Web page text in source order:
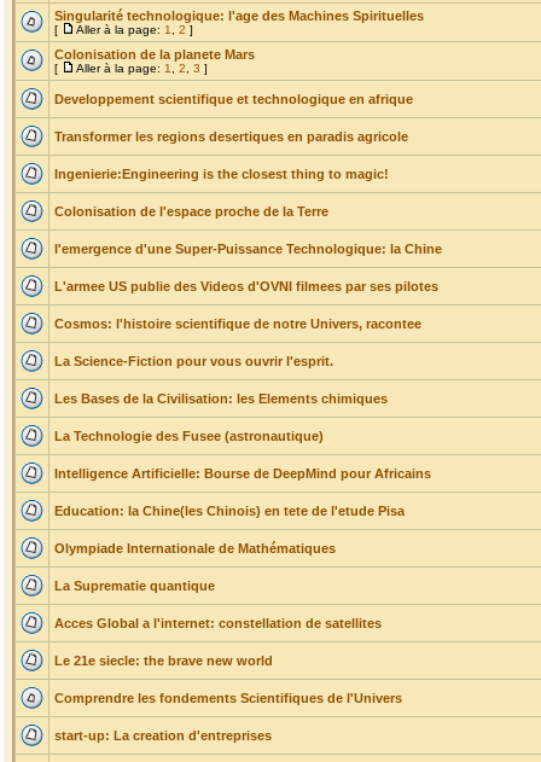
Singularité technologique: l'age des Machines Spirituelles
[ Aller à la page: 1 2 ]
Colonisation de la planete Mars
[ Aller à la page: 1 2 3 ]
Developpement scientifique et technologique en afrique
Transformer les regions desertiques en paradis agricole
Ingenierie:Engineering is the closest thing to magic!
Colonisation de l'espace proche de la Terre
l'emergence d'une Super-Puissance Technologique: la Chine
L'armee US publie des Videos d'OVNI filmees par ses pilotes
Cosmos: l'histoire scientifique de notre Univers, racontee
La Science-Fiction pour vous ouvrir l'esprit.
Les Bases de la Civilisation: les Elements chimiques
La Technologie des Fusee (astronautique)
Intelligence Artificielle: Bourse de DeepMind pour Africains
Education: la Chine(les Chinois) en tete de l'etude Pisa
Olympiade Internationale de Mathématiques
La Suprematie quantique
Acces Global a l'internet: constellation de satellites
Le 21e siecle: the brave new world
Comprendre les fondements Scientifiques de l'Univers
start-up: La creation d'entreprises